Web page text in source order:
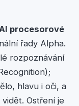
AI procesorové
řady Alpha.
rozpoznávání
hlavu i oči, a
Ostření je